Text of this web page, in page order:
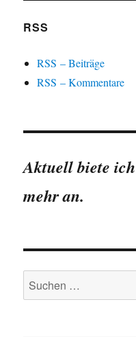
RSS
RSS – Beiträge
RSS – Kommentare
Aktuell biete
mehr an.
Suchen
nach: